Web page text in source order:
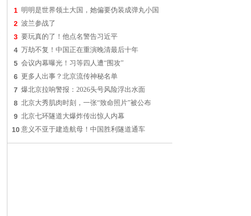
1 明明是世界领土大国，她偏要伪装成弹丸小国
2 波兰参战了
3 要玩真的了！他点名警告习近平
4 万劫不复！中国正在重演晚清最后十年
5 会议内幕曝光！习等四人遭“围攻”
6 更多人出事？北京流传神秘名单
7 爆北京拉响警报：2026头号风险浮出水面
8 北京大秀肌肉时刻，一张“致命照片”被公布
9 北京七环隧道大爆炸传出惊人内幕
10 意义不亚于建造航母！中国胜利隧道通车